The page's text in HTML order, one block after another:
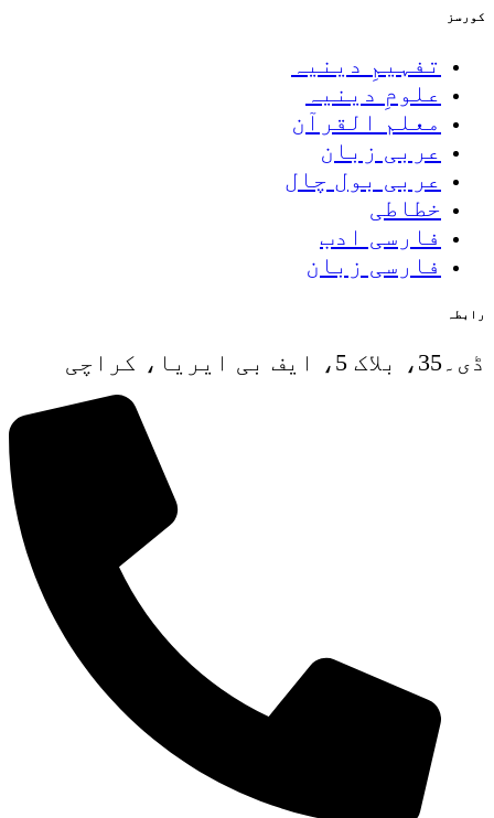
کورسز
تفہیمِ دینیہ
علومِ دینیہ
معلم القرآن
عربی زبان
عربی بول چال
خطاطی
فارسی ادب
فارسی زبان
رابطہ
ڈی۔35، بلاک 5، ایف بی ایریا، کراچی